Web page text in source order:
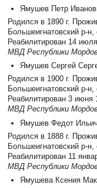
Ямушев Петр
Родился в 1890 г.
Большеигнатовский р-н,
Реабилитирован 14
МВД Республики
Ямушев Сергей
Родился в 1900 г.
Большеигнатовский р-
Реабилитирован 3 июня
МВД Республики
Ямушев Федот Ильич
Родился в 1888 г.
Большеигнатовский р-н,
Реабилитирован 11
МВД Республики
Ямушева Ксения